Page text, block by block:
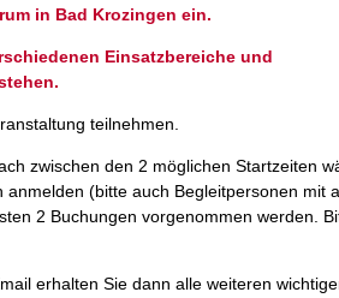
in Bad Krozingen ein.
Einsatzbereiche und
teilnehmen.
zwischen den 2 möglichen Startzeiten
(bitte auch Begleitpersonen mit
2 Buchungen vorgenommen werden.
erhalten Sie dann alle weiteren